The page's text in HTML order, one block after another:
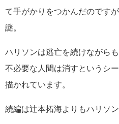
て手がかりをつかんだのです
謎。
ハリソンは逃亡を続けながら
不必要な人間は消すというシ
描かれています。
続編は辻本拓海よりもハリソ